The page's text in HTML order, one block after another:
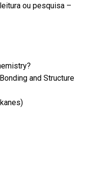
ou pesquisa –
and Structure